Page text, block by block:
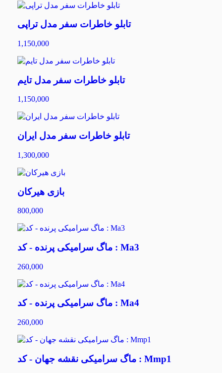
تابلو خاطرات سفر مدل تراپی
1,150,000
تابلو خاطرات سفر مدل تایم
1,150,000
تابلو خاطرات سفر مدل ایران
1,300,000
بازی هیرکان
800,000
ماگ سرامیکی پرنده - کد : Ma3
260,000
ماگ سرامیکی پرنده - کد : Ma4
260,000
ماگ سرامیکی نقشه جهان - کد : Mmp1